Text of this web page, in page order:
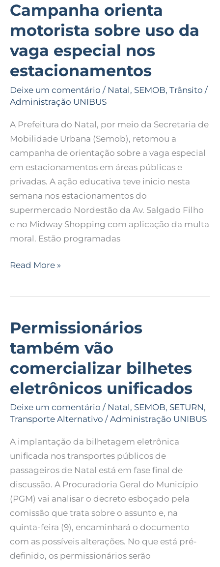
Campanha orienta
motorista sobre uso da
vaga especial nos
estacionamentos
Deixe um comentário / Natal, SEMOB, Trânsito /
Administração UNIBUS
A Prefeitura do Natal, por meio da Secretaria de
Mobilidade Urbana (Semob), retomou a
campanha de orientação sobre a vaga especial
em estacionamentos em áreas públicas e
privadas. A ação educativa teve inicio nesta
semana nos estacionamentos do
supermercado Nordestão da Av. Salgado Filho
e no Midway Shopping com aplicação da multa
moral. Estão programadas
Campanha
motorista
sobre
da
vaga
especial
nos
estacionamentos
Read More »
Permissionários
também vão
comercializar bilhetes
eletrônicos unificados
Deixe um comentário / Natal, SEMOB, SETURN,
Transporte Alternativo / Administração UNIBUS
A implantação da bilhetagem eletrônica
unificada nos transportes públicos de
passageiros de Natal está em fase final de
discussão. A Procuradoria Geral do Município
(PGM) vai analisar o decreto esboçado pela
comissão que trata sobre o assunto e, na
quinta-feira (9), encaminhará o documento
com as possíveis alterações. No que está pré-
definido, os permissionários serão
Permissionários
vão
comercializar
bilhetes
eletrônicos
unificados